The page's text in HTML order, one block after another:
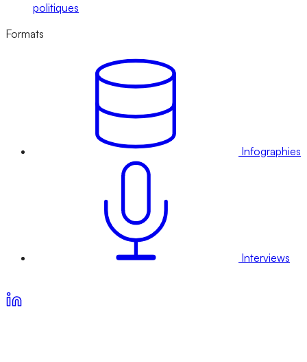
politiques
Formats
Infographies
Interviews